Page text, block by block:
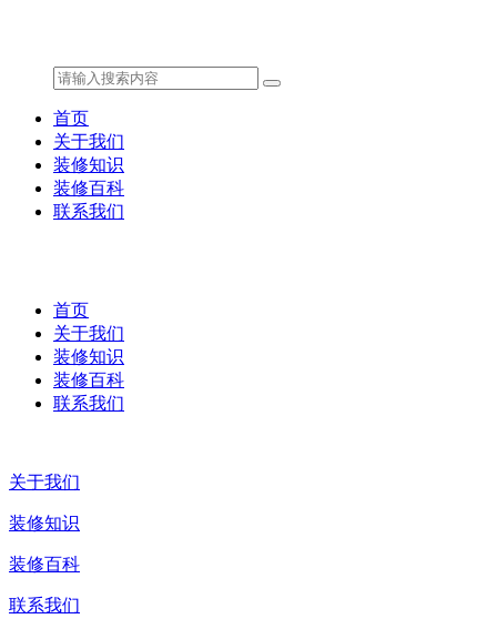
首页
关于我们
装修知识
装修百科
联系我们
首页
关于我们
装修知识
装修百科
联系我们
关于我们
装修知识
装修百科
联系我们